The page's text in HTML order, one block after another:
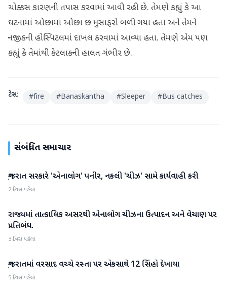
ચોક્કસ કારણની તપાસ કરવામાં આવી રહી છે. તેમણે કહ્યું કે આ
ઘટનામાં ઓછામાં ઓછા છ મુસાફરો બળી ગયા હતા અને તેમને
નજીકની હોસ્પિટલમાં દાખલ કરવામાં આવ્યા હતા. તેમણે એમ પણ
કહ્યું કે તેમાંથી કેટલાકની હાલત ગંભીર છે.
ટેગ્સ: #fire #Banaskantha #Sleeper #Bus catches
સંબંધિત સમાચાર
ગુજરાત ગુજરાત સરકારે 'એનાલોગ' પનીર, નકલી 'ચીઝ' સામે કાર્યવાહી કરી
2 દિવસ પહેલા
ગુજરાત
રાજ્યમાં તાત્કાલિક અસરથી એનાલોગ ચીઝના ઉત્પાદન અને વેચાણ પર
પ્રતિબંધ.
3 દિવસ પહેલા
ગુજરાત
ગુજરાતમાં વરસાદ વચ્ચે રસ્તા પર એકસાથે 12 સિંહો દેખાયા
5 દિવસ પહેલા